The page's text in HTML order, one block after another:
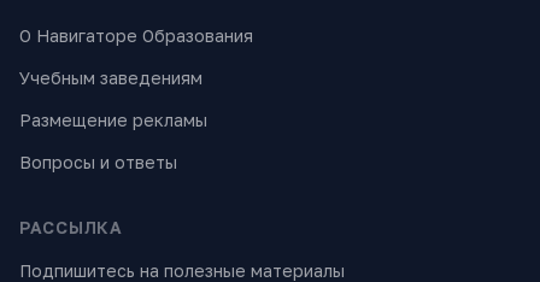
О Навигаторе Образования
Учебным заведениям
Размещение рекламы
Вопросы и ответы
РАССЫЛКА
Подпишитесь на полезные материалы